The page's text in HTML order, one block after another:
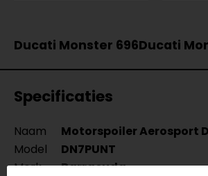
Ducati Monster 696Ducati
Specificaties
Naam
Motorspoiler Aerosport
Model
DN7PUNT
Merk
Barracuda